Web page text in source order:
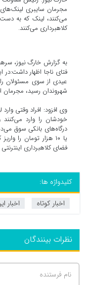
مجرمان سایبری
می‌کنند، لینک که به دست
کلاهبرداری می‌کنند.
به گزارش خارگ نیوز،
فتای ناجا اظهار
عیدی از سوی مسئولان
شهروندان رسید، مجرمان
وی افزود: افراد وقتی
خودشان را وارد می‌کنند
یا ۱۰ هزار تومان را
فضای کلاهبرداری
کلیدواژه ها:
اخبار کوتاه
اخبار
نظرات بینندگان